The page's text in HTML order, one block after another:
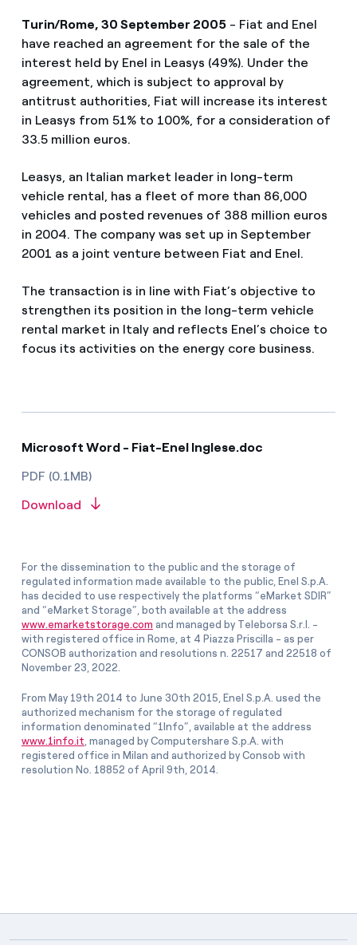
Turin/Rome, 30 September 2005- Fiat and Enel
have reached an agreement for the sale of the
interest held by Enel in Leasys (49%). Under the
agreement, which is subject to approval by
antitrust authorities, Fiat will increase its interest
in Leasys from 51% to 100%, for a consideration of
33.5 million euros.
Leasys, an Italian market leader in long-term
vehicle rental, has a fleet of more than 86,000
vehicles and posted revenues of 388 million euros
in 2004. The company was set up in September
2001 as a joint venture between Fiat and Enel.
The transaction is in line with Fiat’s objective to
strengthen its position in the long-term vehicle
rental market in Italy and reflects Enel’s choice to
focus its activities on the energy core business.
Microsoft Word - Fiat-Enel Inglese.doc
PDF (0.1MB)
Download
For the dissemination to the public and the storage of
regulated information made available to the public, Enel S.p.A.
has decided to use respectively the platforms “eMarket SDIR”
and “eMarket Storage”, both available at the address
www.emarketstorage.com and managed by Teleborsa S.r.l. -
with registered office in Rome, at 4 Piazza Priscilla - as per
CONSOB authorization and resolutions n. 22517 and 22518 of
November 23, 2022.
From May 19th 2014 to June 30th 2015, Enel S.p.A. used the
authorized mechanism for the storage of regulated
information denominated “1Info”, available at the address
www.1info.it, managed by Computershare S.p.A. with
registered office in Milan and authorized by Consob with
resolution No. 18852 of April 9th, 2014.